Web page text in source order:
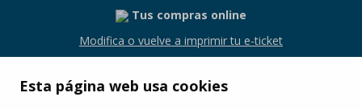
Esta página web usa cookies
Tus compras online
Modifica o vuelve a imprimir tu e-ticket